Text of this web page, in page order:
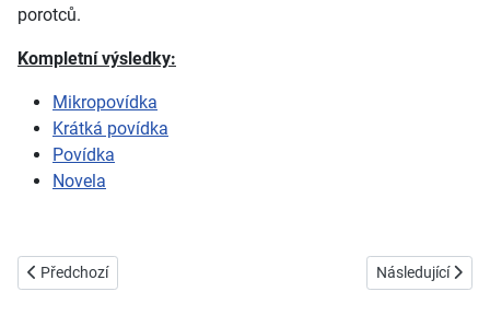
porotců.
Kompletní výsledky:
Mikropovídka
Krátká povídka
Povídka
Novela
Předchozí článek: 2021
Předchozí Další článek:
Následující